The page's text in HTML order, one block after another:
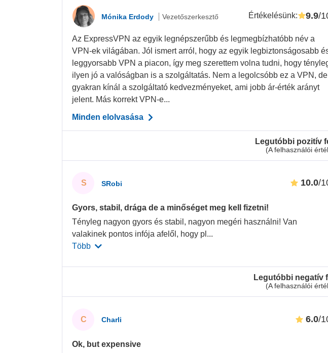
Legutóbbi pozitív
(A felhasználói
Legutóbbi negatív
(A felhasználói
Mónika Erdody Vezetőszerkesztő Értékelésünk: 9.9/
Az ExpressVPN az egyik legnépszerűbb és legmegbízhatóbb név a
VPN-ek világában. Jól ismert arról, hogy az egyik legbiztonságosabb
leggyorsabb VPN a piacon, így meg szerettem volna tudni, hogy
ilyen jó a valóságban is a szolgáltatás. Nem a legolcsóbb ez a VPN, de
gyakran kínál a szolgáltató kedvezményeket, ami jobb ár-érték arányt
jelent. Más korrekt VPN-e...
Minden elolvasása
S SRobi 10.0/
Gyors, stabil, drága de a minőséget meg kell fizetni!
Tényleg nagyon gyors és stabil, nagyon megéri használni! Van
valakinek pontos infója afelől, hogy pl ...
Több
C Charli 6.0/
Ok, but expensive